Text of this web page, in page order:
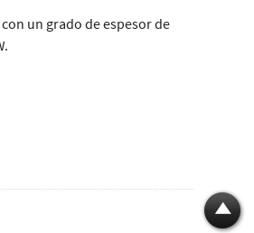
un grado de espesor de